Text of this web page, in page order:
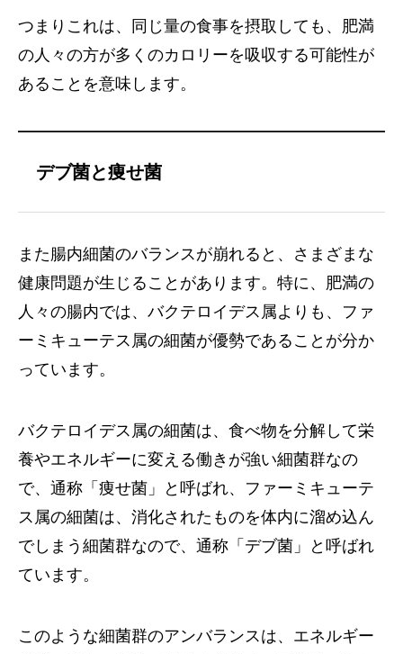
つまりこれは、同じ量の食事を摂取しても、肥満
の人々の方が多くのカロリーを吸収する可能性が
あることを意味します。
デブ菌と痩せ菌
また腸内細菌のバランスが崩れると、さまざまな
健康問題が生じることがあります。特に、肥満の
人々の腸内では、バクテロイデス属よりも、ファ
ーミキューテス属の細菌が優勢であることが分か
っています。
バクテロイデス属の細菌は、食べ物を分解して栄
養やエネルギーに変える働きが強い細菌群なの
で、通称「痩せ菌」と呼ばれ、ファーミキューテ
ス属の細菌は、消化されたものを体内に溜め込ん
でしまう細菌群なので、通称「デブ菌」と呼ばれ
ています。
このような細菌群のアンバランスは、エネルギー